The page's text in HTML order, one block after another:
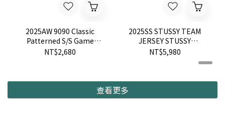
2025AW 9090 Classic
Patterned S/S Game
Shirt 宮廷花 滿版 足球衫
NT$2,680
2025SS STUSSY TEAM
JERSEY STUSSY
INTERNATIONAL 網眼 球
衣 短袖 短T 現貨 1140370
NT$5,980
查看更多